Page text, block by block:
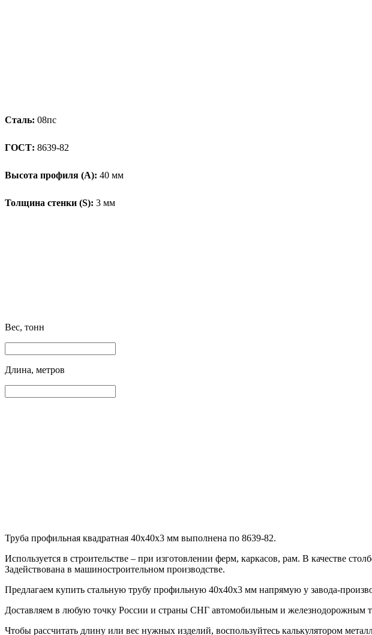
Сталь: 08пс
ГОСТ: 8639-82
Высота профиля (А): 40 мм
Толщина стенки (S): 3 мм
Вес, тонн
Длина, метров
Труба профильная квадратная 40х40х3 мм выполнена по 8639-82.
Используется в строительстве – при изготовлении ферм, каркасов, рам. В качестве
Задействована в машиностроительном производстве.
Предлагаем купить стальную трубу профильную 40х40х3 мм напрямую у завода-
Доставляем в любую точку России и страны СНГ автомобильным и железнодорожным
Чтобы рассчитать длину или вес нужных изделий, воспользуйтесь калькулятором